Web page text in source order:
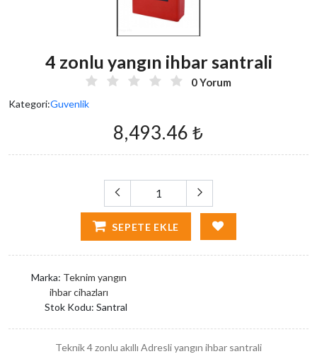
4 zonlu yangın ihbar santrali
0 Yorum
Kategori:Guvenlik
8,493.46 ₺
SEPETE EKLE
Marka: Teknim yangın
ihbar cihazları
Stok Kodu:Santral
Teknik 4 zonlu akıllı Adresli yangın ihbar santrali